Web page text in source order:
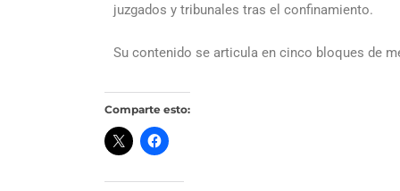
juzgados y tribunales tras el confinamiento.
Su contenido se articula en cinco bloques de
Comparte esto: